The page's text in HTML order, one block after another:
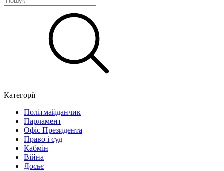
Категорії
Політмайданчик
Парламент
Офіс Президента
Право і суд
Кабмін
Війна
Досьє